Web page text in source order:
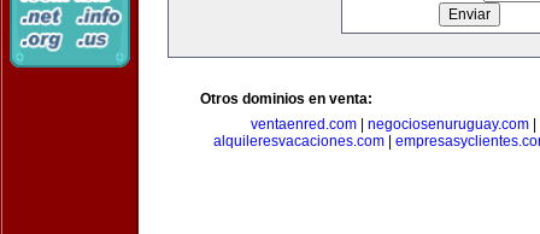
Otros dominios en venta:
ventaenred.com
negociosenuruguay.com
alquileresvacaciones.com|